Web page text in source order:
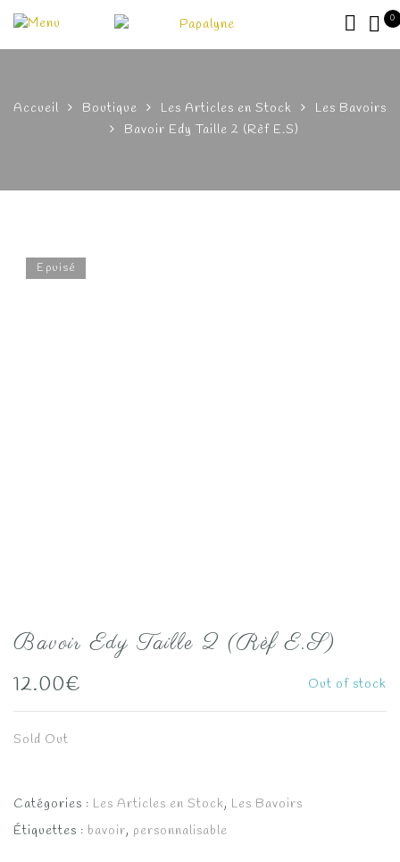
0
Accueil Boutique Les Articles en Stock
Les Bavoirs
Bavoir Edy Taille 2 (Rèf E.S)
Epuisé
Bavoir Edy Taille 2 (Rèf E.S)
12.00€ Out of stock
Sold Out
Catégories : Les Articles en Stock, Les Bavoirs
Étiquettes : bavoir, personnalisable